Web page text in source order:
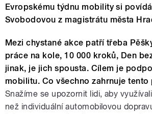
Evropskému týdnu mobility si
Svobodovou z magistrátu města
Mezi chystané akce patří třeba
práce na kole, 10 000 kroků, Den
jinak, je jich spousta. Cílem je
mobilitu. Co všechno zahrnuje tento
Snažíme se upozornit lidi, aby
než individuální automobilovou